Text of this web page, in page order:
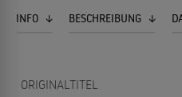
INFO BESCHREIBUNG
ORIGINALTITEL